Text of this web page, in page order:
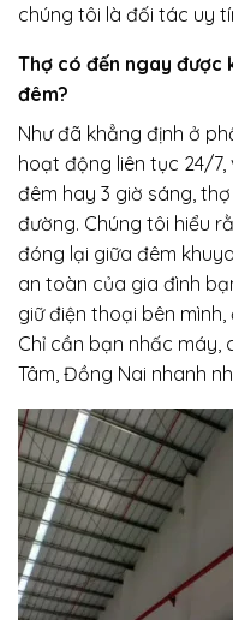
chúng tôi là đối tác uy
Thợ có đến ngay được
đêm?
Như đã khẳng định ở
hoạt động liên tục 24/7,
đêm hay 3 giờ sáng,
đường. Chúng tôi hiểu
đóng lại giữa đêm
an toàn của gia đình
giữ điện thoại bên
Chỉ cần bạn nhấc máy,
Tâm, Đồng Nai nhanh